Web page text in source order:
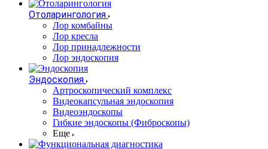
Отоларингология
Лор комбайны
Лор кресла
Лор принадлежности
Лор эндоскопия
Эндоскопия
Артроскопический комплекс
Видеокапсульная эндоскопия
Видеоэндоскопы
Гибкие эндоскопы (Фиброcкопы)
Еще